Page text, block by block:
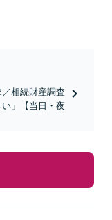
相続財産調査
」【当日・夜